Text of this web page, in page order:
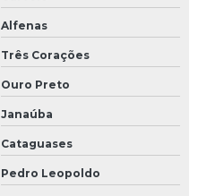
Alfenas
Três Corações
Ouro Preto
Janaúba
Cataguases
Pedro Leopoldo